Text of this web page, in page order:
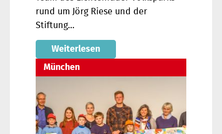
rund um Jörg Riese und der
Stiftung…
Weiterlesen
München